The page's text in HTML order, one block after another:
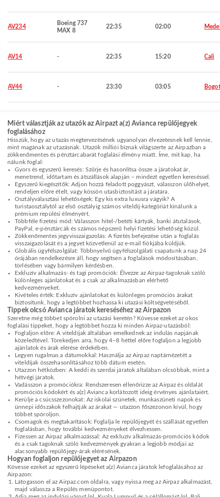
AV234
Boeing 737
MAX 8
22:35 02:00
AV14 - 22:35 15:20 Cali
AV44 - 23:30 03:05
Miért választják az utazók az Airpazt a(z) Avianca repülőjegyek
foglalásához
Hisszük, hogy az utazás megtervezésének ugyanolyan élvezetesnek kell lennie,
mint magának az utazásnak. Utazók milliói bíznak világszerte az Airpazban a
zökkenőmentes és pénztárcabarát foglalási élmény miatt. Íme, mit kap, ha
nálunk foglal:
Gyors és egyszerű keresés: Szűrje és hasonlítsa össze a járatokat ár,
menetrend, időtartam és átszállások alapján – mindezt egyetlen kereséssel.
Egyszerű kiegészítők: Adjon hozzá feladott poggyászt, válasszon ülőhelyet,
rendeljen előre ételt, vagy kössön utasbiztosítást a járatára.
Osztályválasztási lehetőségek: Egy kis extra luxusra vágyik? A
turistaosztálytól az első osztályig számos viteldíj-kategóriát kínálunk a
prémium repülési élményért.
Többféle fizetési mód: Válasszon hitel-/betéti kártyák, banki átutalások,
PayPal, e-pénztárcák és számos népszerű helyi fizetési lehetőség közül.
Zökkenőmentes jegyvisszaigazolás: A fizetés befejezése után a foglalás
visszaigazolását és a jegyet közvetlenül az e-mail fiókjába küldjük.
Globális ügyfélszolgálat: Többnyelvű ügyfélszolgálati csapatunk a nap 24
órájában rendelkezésre áll, hogy segítsen a foglalások módosításában,
törlésében vagy bármilyen kérdésben.
Exkluzív alkalmazás- és tagi promóciók: Élvezze az Airpaz-tagoknak szóló
különleges ajánlatokat és a csak az alkalmazásban elérhető
kedvezményeket.
Kivételes érték: Exkluzív ajánlatokat és különleges promóciós árakat
biztosítunk, hogy a legtöbbet hozhassa ki utazási költségvetéséből.
Tippek olcsó Avianca járatok kereséséhez az Airpazon
Szeretne még többet spórolni az utazási keretén? Kövesse ezeket az okos
foglalási tippeket, hogy a legtöbbet hozza ki minden Airpaz-utazásból:
Foglaljon előre: A viteldíjak általában emelkednek az indulás napjának
közeledtével. Törekedjen arra, hogy 4–8 héttel előre foglaljon a legjobb
ajánlatok és árak elérése érdekében.
Legyen rugalmas a dátumokkal: Használja az Airpaz naptárnézetét a
viteldíjak összehasonlításához több dátum esetén.
Utazzon hétközben: A keddi és szerdai járatok általában olcsóbbak, mint a
hétvégi járatok.
Vadásszon a promóciókra: Rendszeresen ellenőrizze az Airpaz és oldalát
promóciós kódokért és a(z) Avianca korlátozott ideig érvényes ajánlataiért.
Kerülje a csúcsszezonokat: Az iskolai szünetek, munkaszüneti napok és
ünnepi időszakok felhajtják az árakat — utazzon főszezonon kívül, hogy
többet spóroljon.
Csomagok és megtakarítások: Foglalja le repülőjegyét és szállását egyetlen
foglalásban, hogy további kedvezményeket élvezhessen.
Fizessen az Airpaz alkalmazással: Az exkluzív alkalmazás-promóciós kódok
és a csak tagoknak szóló kedvezmények gyakran a legjobb módjai az
alacsonyabb repülőjegy-árak elérésének.
Hogyan foglaljon repülőjegyet az Airpazon
Kövesse ezeket az egyszerű lépéseket a(z) Avianca járatok lefoglalásához az
Airpazon:
Látogasson el az Airpaz.com oldalra, vagy nyissa meg az Airpaz alkalmazást,
majd válassza a Repülés menüpontot.